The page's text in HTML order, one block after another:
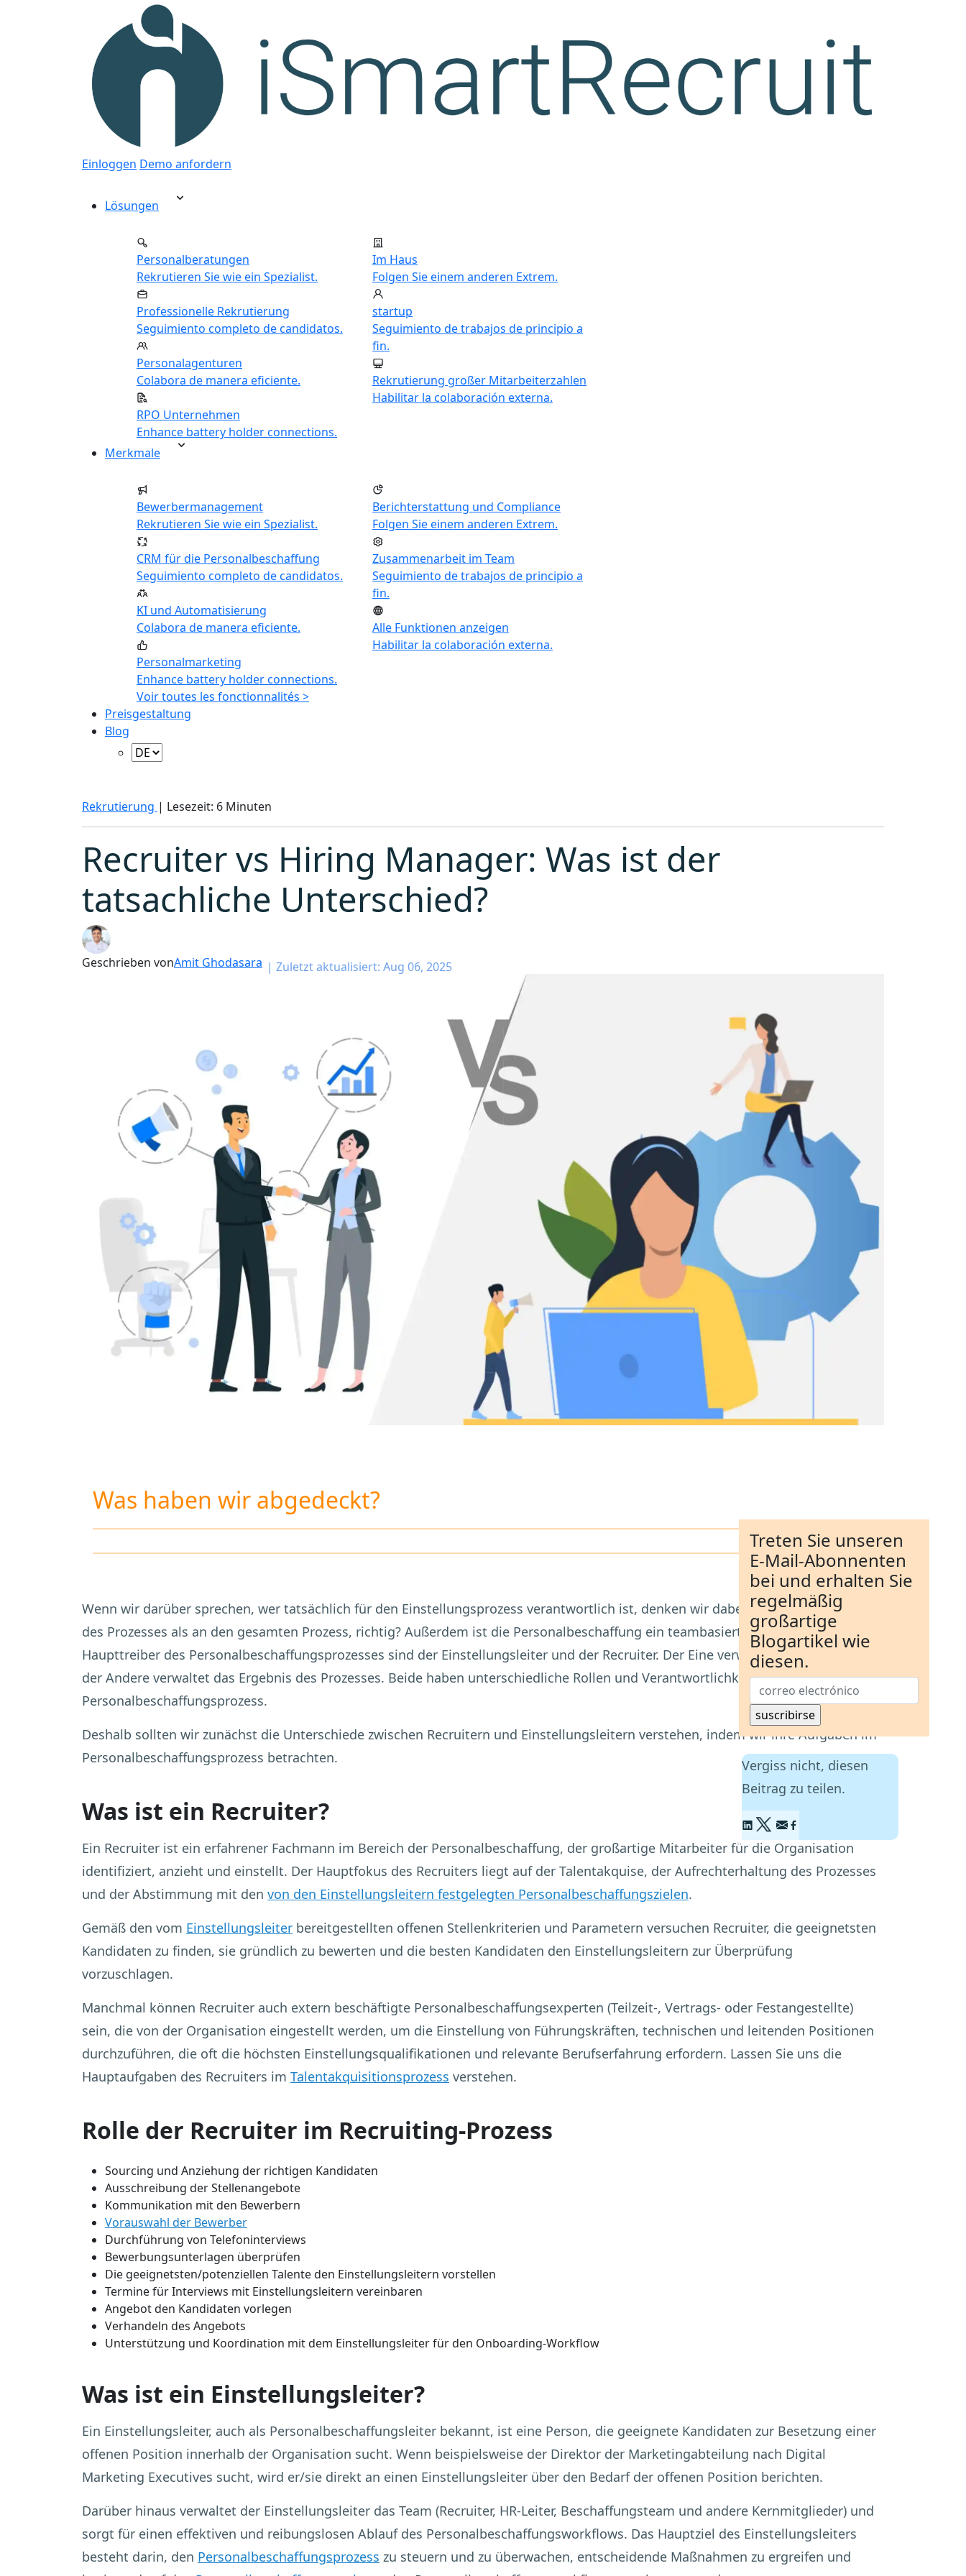
Einloggen Demo anfordern
Lösungen
Personalberatungen
Rekrutieren Sie wie ein Spezialist.
Professionelle Rekrutierung
Seguimiento completo de candidatos.
Personalagenturen
Colabora de manera eficiente.
RPO Unternehmen
Enhance battery holder connections.
Im Haus
Folgen Sie einem anderen Extrem.
startup
Seguimiento de trabajos de principio a
fin.
Rekrutierung großer Mitarbeiterzahlen
Habilitar la colaboración externa.
Merkmale
Bewerbermanagement
Rekrutieren Sie wie ein Spezialist.
CRM für die Personalbeschaffung
Seguimiento completo de candidatos.
KI und Automatisierung
Colabora de manera eficiente.
Personalmarketing
Enhance battery holder connections.
Berichterstattung und Compliance
Folgen Sie einem anderen Extrem.
Zusammenarbeit im Team
Seguimiento de trabajos de principio a
fin.
Alle Funktionen anzeigen
Habilitar la colaboración externa.
Voir toutes les fonctionnalités >
Preisgestaltung
Blog
Rekrutierung | Lesezeit: 6 Minuten
Recruiter vs Hiring Manager: Was ist der
tatsachliche Unterschied?
Geschrieben vonAmit Ghodasara | Zuletzt aktualisiert: Aug 06, 2025
Was haben wir abgedeckt?
Wenn wir darüber sprechen, wer tatsächlich für den Einstellungsprozess verantwortlich ist, denken wir dabei eher an das Ergebnis
des Prozesses als an den gesamten Prozess, richtig? Außerdem ist die Personalbeschaffung ein teambasierter Prozess. Die
Haupttreiber des Personalbeschaffungsprozesses sind der Einstellungsleiter und der Recruiter. Der Eine verwaltet den Prozess, und
der Andere verwaltet das Ergebnis des Prozesses. Beide haben unterschiedliche Rollen und Verantwortlichkeiten im
Personalbeschaffungsprozess.
Deshalb sollten wir zunächst die Unterschiede zwischen Recruitern und Einstellungsleitern verstehen, indem wir ihre Aufgaben im
Personalbeschaffungsprozess betrachten.
Was ist ein Recruiter?
Ein Recruiter ist ein erfahrener Fachmann im Bereich der Personalbeschaffung, der großartige Mitarbeiter für die Organisation
identifiziert, anzieht und einstellt. Der Hauptfokus des Recruiters liegt auf der Talentakquise, der Aufrechterhaltung des Prozesses
und der Abstimmung mit den von den Einstellungsleitern festgelegten Personalbeschaffungszielen.
Gemäß den vom Einstellungsleiter bereitgestellten offenen Stellenkriterien und Parametern versuchen Recruiter, die geeignetsten
Kandidaten zu finden, sie gründlich zu bewerten und die besten Kandidaten den Einstellungsleitern zur Überprüfung
vorzuschlagen.
Manchmal können Recruiter auch extern beschäftigte Personalbeschaffungsexperten (Teilzeit-, Vertrags- oder Festangestellte)
sein, die von der Organisation eingestellt werden, um die Einstellung von Führungskräften, technischen und leitenden Positionen
durchzuführen, die oft die höchsten Einstellungsqualifikationen und relevante Berufserfahrung erfordern. Lassen Sie uns die
Hauptaufgaben des Recruiters im Talentakquisitionsprozess verstehen.
Rolle der Recruiter im Recruiting-Prozess
Sourcing und Anziehung der richtigen Kandidaten
Ausschreibung der Stellenangebote
Kommunikation mit den Bewerbern
Vorauswahl der Bewerber
Durchführung von Telefoninterviews
Bewerbungsunterlagen überprüfen
Die geeignetsten/potenziellen Talente den Einstellungsleitern vorstellen
Termine für Interviews mit Einstellungsleitern vereinbaren
Angebot den Kandidaten vorlegen
Verhandeln des Angebots
Unterstützung und Koordination mit dem Einstellungsleiter für den Onboarding-Workflow
Was ist ein Einstellungsleiter?
Ein Einstellungsleiter, auch als Personalbeschaffungsleiter bekannt, ist eine Person, die geeignete Kandidaten zur Besetzung einer
offenen Position innerhalb der Organisation sucht. Wenn beispielsweise der Direktor der Marketingabteilung nach Digital
Marketing Executives sucht, wird er/sie direkt an einen Einstellungsleiter über den Bedarf der offenen Position berichten.
Darüber hinaus verwaltet der Einstellungsleiter das Team (Recruiter, HR-Leiter, Beschaffungsteam und andere Kernmitglieder) und
sorgt für einen effektiven und reibungslosen Ablauf des Personalbeschaffungsworkflows. Das Hauptziel des Einstellungsleiters
besteht darin, den Personalbeschaffungsprozess zu steuern und zu überwachen, entscheidende Maßnahmen zu ergreifen und
Treten Sie unseren
E-Mail-Abonnenten
bei und erhalten Sie
regelmäßig
großartige
Blogartikel wie
diesen.
Vergiss nicht, diesen
Beitrag zu teilen.